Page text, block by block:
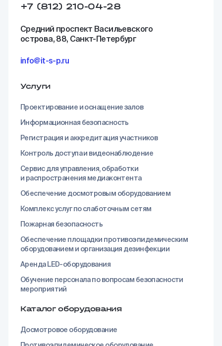
+7 (812) 210-04-28
Средний проспект Васильевского
острова, 88, Санкт-Петербург
info@it-s-p.ru
Услуги
Проектирование и оснащение залов
Информационная безопасность
Регистрация и аккредитация участников
Контроль доступа и видеонаблюдение
Сервис для управления, обработки
и распространения медиаконтента
Обеспечение досмотровым оборудованием
Комплекс услуг по слаботочным сетям
Пожарная безопасность
Обеспечение площадки противоэпидемическим
оборудованием и организация дезинфекции
Аренда LED-оборудования
Обучение персонала по вопросам безопасности
мероприятий
Каталог оборудования
Досмотровое оборудование